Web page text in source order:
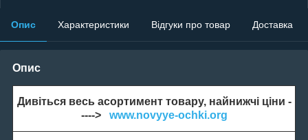
Опис Характеристики Відгуки про товар Доставка
Опис
Дивіться весь асортимент товару, найнижчі ціни -
----> www.novyye-ochki.org